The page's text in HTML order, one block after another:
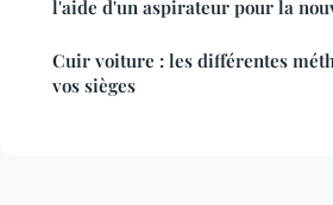
l'aide d'un aspirateur pour la
Cuir voiture : les différentes
vos sièges